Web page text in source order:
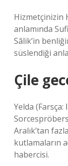
Hizmetçinizin
anlamında
Sâlik’in
süslendiği
Çile
Yelda (Farsça: ی یلدا, şeb-e Yeldā, Azerbaycan:
Aralık’tan
kutlamaların
habercisi.